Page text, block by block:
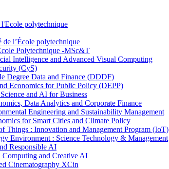
polytechnique
l’École polytechnique
Polytechnique -MSc&T
Intelligence and Advanced Visual Computing
(CyS)
Degree Data and Finance (DDDF)
Economics for Public Policy (DEPP)
and AI for Business
Data Analytics and Corporate Finance
Engineering and Sustainability Management
for Smart Cities and Climate Policy
Things : Innovation and Management Program (IoT)
Environment : Science Technology & Management
Responsible AI
and Creative AI
Cinematography XCin